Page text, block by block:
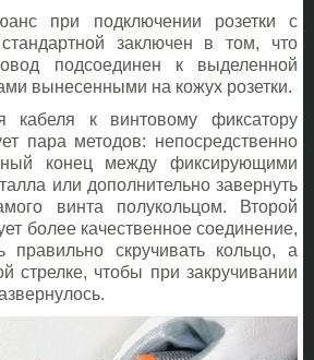
при подключении розетки с
заключен в том, что
подсоединен к выделенной
вынесенными на кожух розетки.
кабеля к винтовому фиксатору
пара методов: непосредственно
конец между фиксирующими
или дополнительно завернуть
винта полукольцом. Второй
более качественное соединение,
правильно скручивать кольцо, а
стрелке, чтобы при закручивании